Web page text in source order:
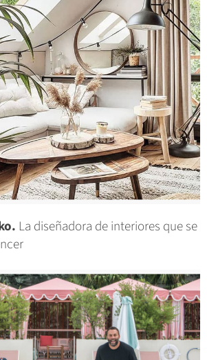
La diseñadora de interiores que se